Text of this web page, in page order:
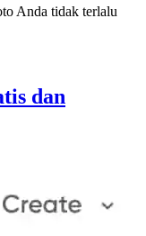
Anda tidak terlalu
dan